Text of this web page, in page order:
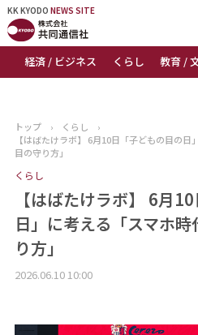
KK KYODO NEWS SITE
経済 / ビジネス くらし 教育 /
KK KYODONEWS SITE
トップページ
ニュース
おすすめコンテンツ
出版物
会社概要
トップ › くらし
›
【はばたけラボ】 6月10日「子どもの目の
目の守り方」
くらし
【はばたけラボ】 6月
日」に考える「スマホ
り方」
2026.06.10 10:00